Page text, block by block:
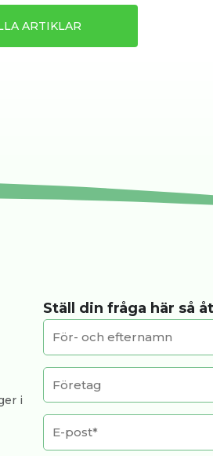
ARTIKLAR
i
Ställ din fråga här så